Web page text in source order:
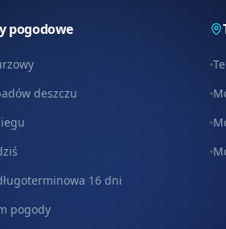
pogodowe
deszczu
16 dni
pogody